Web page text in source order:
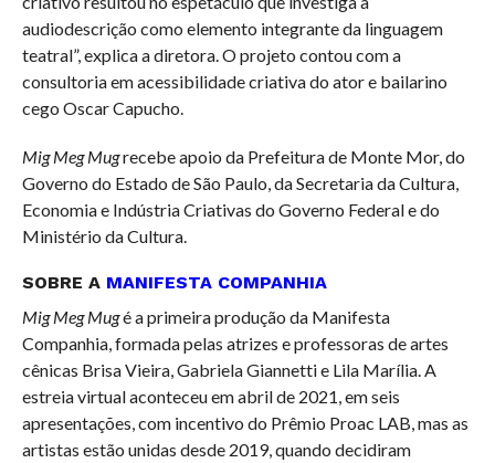
audiodescrição como elemento integrante da linguagem
teatral”, explica a diretora. O projeto contou com a
consultoria em acessibilidade criativa do ator e bailarino
cego Oscar Capucho.
Mig Meg Mugrecebe apoio da Prefeitura de Monte Mor, do
Governo do Estado de São Paulo, da Secretaria da Cultura,
Economia e Indústria Criativas do Governo Federal e do
Ministério da Cultura.
SOBRE A MANIFESTA COMPANHIA
Mig Meg Mugé a primeira produção da Manifesta
Companhia, formada pelas atrizes e professoras de artes
cênicas Brisa Vieira, Gabriela Giannetti e Lila Marília. A
estreia virtual aconteceu em abril de 2021, em seis
apresentações, com incentivo do Prêmio Proac LAB, mas as
artistas estão unidas desde 2019, quando decidiram